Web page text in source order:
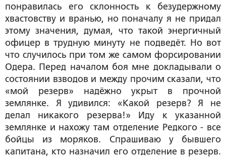
понравилась его склонность к безудержному
хвастовству и вранью, но поначалу я не придал
этому значения, думая, что такой энергичный
офицер в трудную минуту не подведёт. Но вот
что случилось при том же самом форсировании
Одера. Перед началом боя мне докладывали о
состоянии взводов и между прочим сказали, что
«мой резерв» надёжно укрыт в прочной
землянке. Я удивился: «Какой резерв? Я не
делал никакого резерва!» Иду к указанной
землянке и нахожу там отделение Редкого - все
бойцы из моряков. Спрашиваю у бывшего
капитана, кто назначил его отделение в резерв.